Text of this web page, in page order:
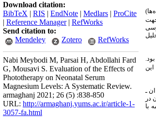
ورود و خروج، 14 مقاله جهت
این
ـ
در
با
Download citation:
BibTeX | RIS | EndNote | Medlars | ProCite
| Reference Manager| RefWorks
Send citation to:
Mendeley
Zotero RefWorks
Nabi Meybodi M, Parsai H, Abdollahi Fard
G, Mousavi S. Evaluation of the Effects of
Phototherapy on Neonatal Serum
Magnesium Levels: A Systematic Review.
armaghanj 2021; 26 (5) :838-850
URL: http://armaghanj.yums.ac.ir/article-1-
3057-fa.html